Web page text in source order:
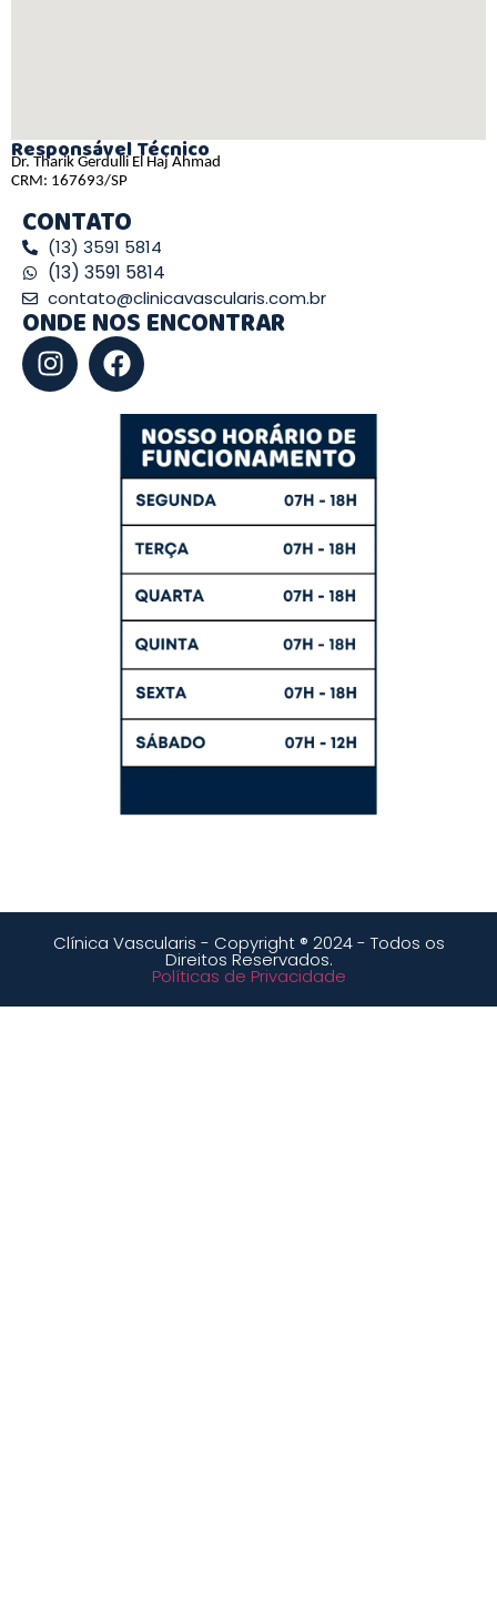
Responsável Técnico
Dr. Tharik Gerdulli El Haj Ahmad
CRM: 167693/SP
CONTATO
(13) 3591 5814
(13) 3591 5814
contato@clinicavascularis.com.br
ONDE NOS ENCONTRAR
Clínica Vascularis - Copyright ® 2024 - Todos os
Direitos Reservados.
Políticas de Privacidade